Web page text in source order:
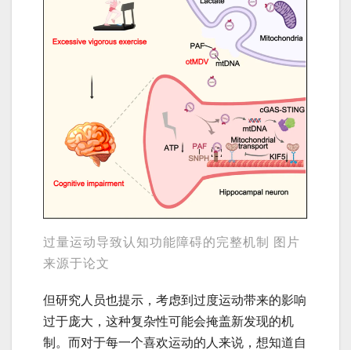
过量运动导致认知功能障碍的完整机制 图片
来源于论文
但研究人员也提示，考虑到过度运动带来的影响
过于庞大，这种复杂性可能会掩盖新发现的机
制。而对于每一个喜欢运动的人来说，想知道自